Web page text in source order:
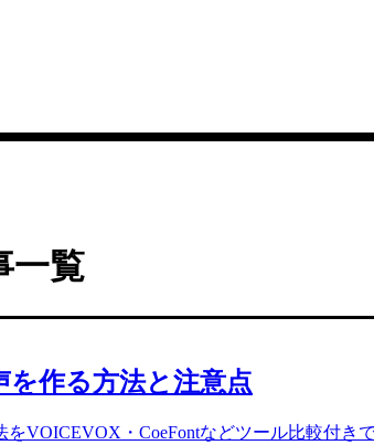
一覧
作る方法と注意点
VOICEVOX・CoeFontなどツール比較付